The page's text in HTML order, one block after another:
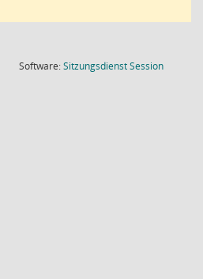
Software:SitzungsdienstSession(Wird in